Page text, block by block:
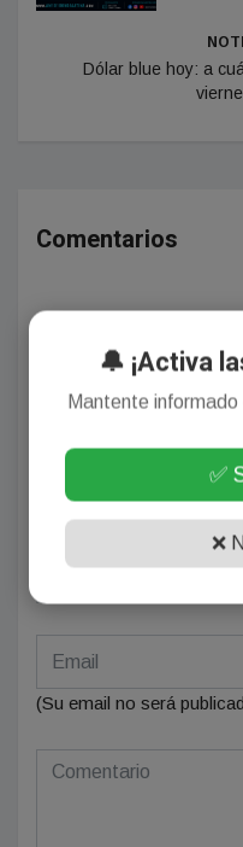
Dólar blue hoy: a
Comentarios
Se el
Deja tu comentario
(Su email no será
🔔 ¡Activa
Mantente
✅
❌